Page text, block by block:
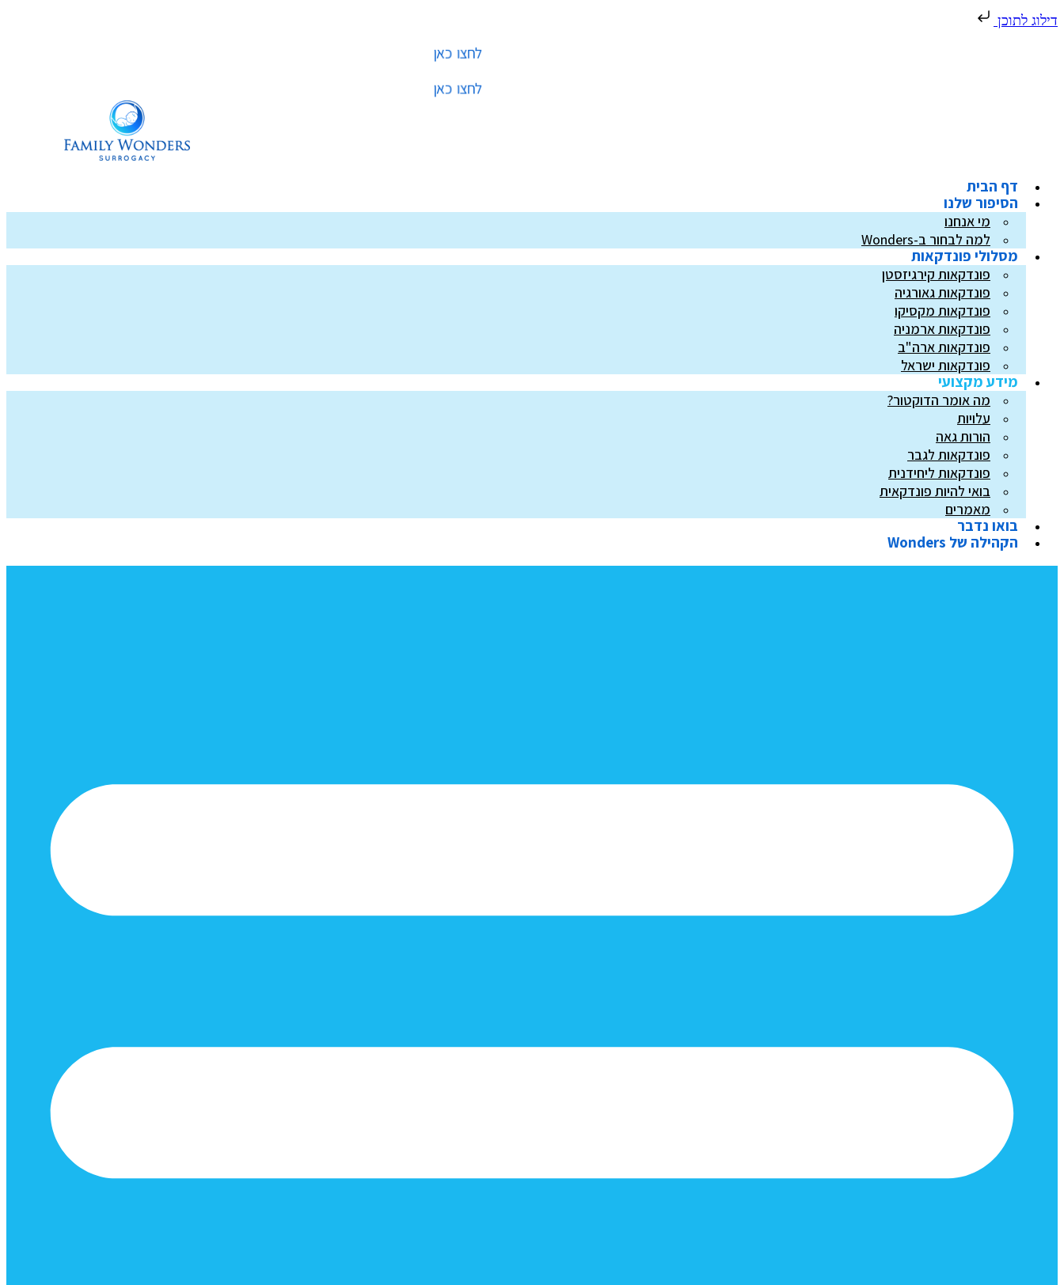
דילוג לתוכן
לחצו כאן
לחצו כאן
דף הבית
הסיפור שלנו
מי אנחנו
למה לבחור ב-Wonders
מסלולי פונדקאות
פונדקאות קירגיזסטן
פונדקאות גאורגיה
פונדקאות מקסיקו
פונדקאות ארמניה
פונדקאות ארה"ב
פונדקאות ישראל
מידע מקצועי
מה אומר הדוקטור?
עלויות
הורות גאה
פונדקאות לגבר
פונדקאות ליחידנית
בואי להיות פונדקאית
מאמרים
בואו נדבר
הקהילה של Wonders